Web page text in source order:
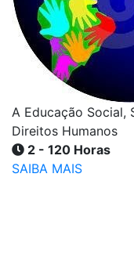
A Educação Social,
Direitos Humanos
2 - 120 Horas
SAIBA MAIS